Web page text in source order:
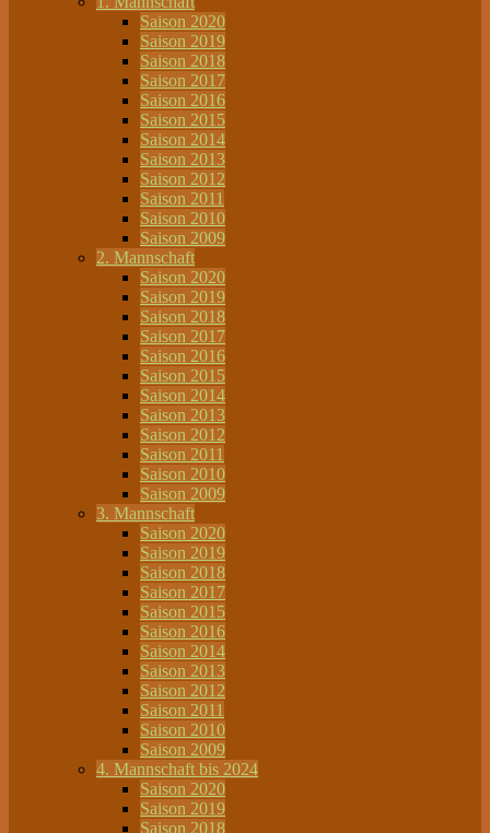
Saison 2020
Saison 2019
Saison 2018
Saison 2017
Saison 2016
Saison 2015
Saison 2014
Saison 2013
Saison 2012
Saison 2011
Saison 2010
Saison 2009
2. Mannschaft
Saison 2020
Saison 2019
Saison 2018
Saison 2017
Saison 2016
Saison 2015
Saison 2014
Saison 2013
Saison 2012
Saison 2011
Saison 2010
Saison 2009
3. Mannschaft
Saison 2020
Saison 2019
Saison 2018
Saison 2017
Saison 2015
Saison 2016
Saison 2014
Saison 2013
Saison 2012
Saison 2011
Saison 2010
Saison 2009
4. Mannschaft bis 2024
Saison 2020
Saison 2019
Saison 2018